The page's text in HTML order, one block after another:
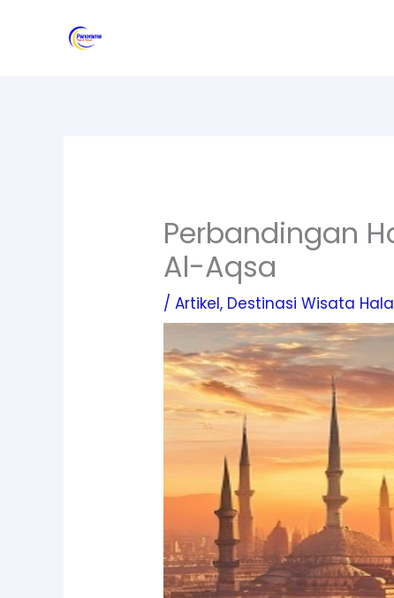
Perbandingan
Al-Aqsa
/Artikel, Destinasi Wisata